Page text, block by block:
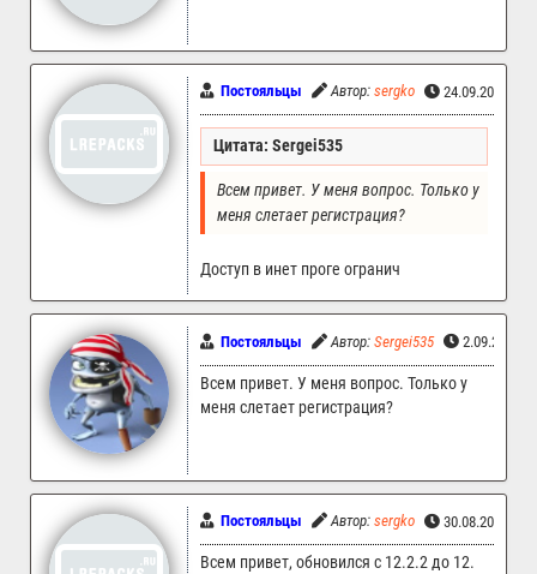
Постояльцы Автор: sergko 24.09.2025
Цитата: Sergei535
Всем привет. У меня вопрос. Только у
меня слетает регистрация?
Доступ в инет проге огранич
Постояльцы Автор: Sergei535 2.09.2025
Всем привет. У меня вопрос. Только у
меня слетает регистрация?
Постояльцы Автор: sergko 30.08.2025
Всем привет, обновился с 12.2.2 до 12.